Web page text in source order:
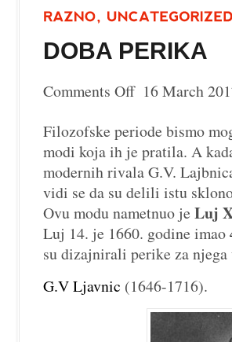
DOBA PERIKA
Comments Offon
perika
16 March
Filozofske periode bismo
modi koja ih je pratila. A
modernih rivala G.V.
vidi se da su delili istu
Ovu modu nametnuo je Luj
Luj 14. je 1660. godine imao
su dizajnirali perike za njega
G.V Ljavnic (1646-1716).